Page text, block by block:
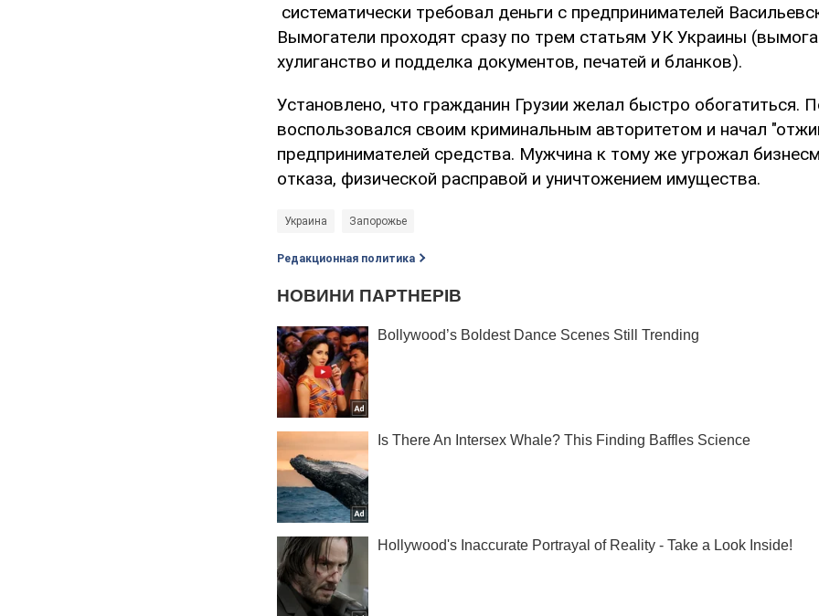
систематически требовал деньги с предпринимателей
Вымогатели проходят сразу по трем статьям УК Украины
хулиганство и подделка документов, печатей и бланков).
Установлено, что гражданин Грузии желал быстро обогатиться.
воспользовался своим криминальным авторитетом и начал
предпринимателей средства. Мужчина к тому же угрожал
отказа, физической расправой и уничтожением имущества.
Украина Запорожье
Редакционная политика